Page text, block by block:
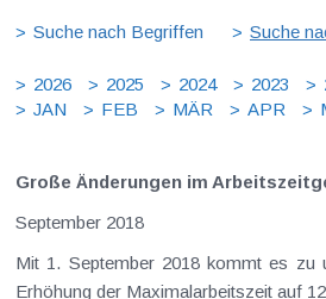
Suche nach Begriffen Suche
2026 2025 2024 2023
JAN
FEB MÄR APR
Große Änderungen im
September 2018
Mit 1. September 2018 kommt es zu
Erhöhung der Maximalarbeitszeit auf